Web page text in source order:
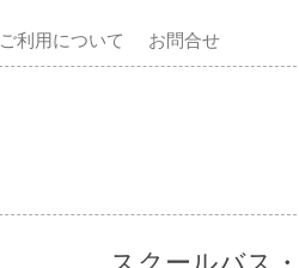
ご利用について お問合せ